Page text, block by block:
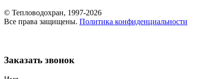
© Тепловодохран, 1997-2026
Все права защищены. Политика конфиденциальности
Заказать звонок